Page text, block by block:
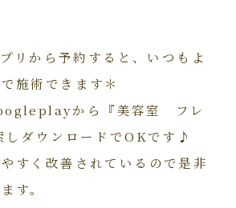
リから予約すると、いつもよ
施術できます＊
から『美容室 フレ
しダウンロードでOKです♪
すく改善されているので是非
す。